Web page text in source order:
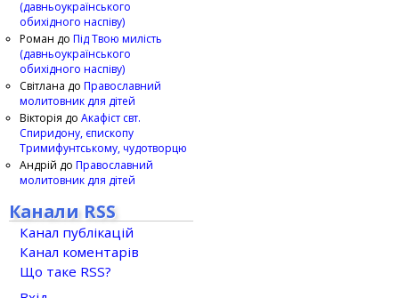
(давньоукраїнського
обихідного наспіву)
Роман до Під Твою милість
(давньоукраїнського
обихідного наспіву)
Світлана до Православний
молитовник для дітей
Вікторія до Акафіст свт.
Спиридону, єпископу
Тримифунтському, чудотворцю
Андрій до Православний
молитовник для дітей
Канали RSS
Канал публікацій
Канал коментарів
Що таке RSS?